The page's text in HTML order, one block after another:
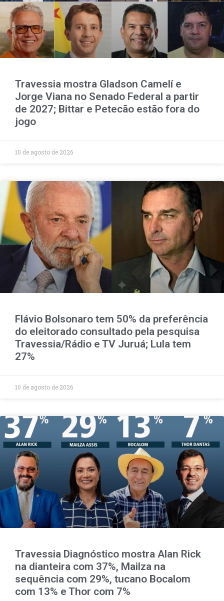
Travessia mostra Gladson Camelí e
Jorge Viana no Senado Federal a partir
de 2027; Bittar e Petecão estão fora do
jogo
10 de agosto de 2026
Flávio Bolsonaro tem 50% da preferência
do eleitorado consultado pela pesquisa
Travessia/Rádio e TV Juruá; Lula tem
27%
10 de agosto de 2026
Travessia Diagnóstico mostra Alan Rick
na dianteira com 37%, Mailza na
sequência com 29%, tucano Bocalom
com 13% e Thor com 7%